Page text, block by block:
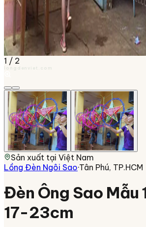
1 / 2
longdenviet.com
Sản xuất tại Việt Nam
Lồng Đèn Ngôi Sao·Tân Phú, TP.HCM
Đèn Ông Sao Mẫu
17-23cm